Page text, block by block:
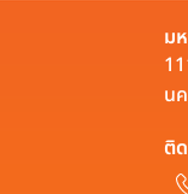
ม
น
ติ